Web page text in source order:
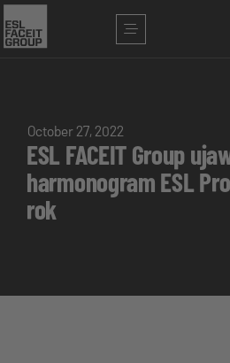
October 27, 2022
ESL FACEIT Group
harmonogram ESL
rok